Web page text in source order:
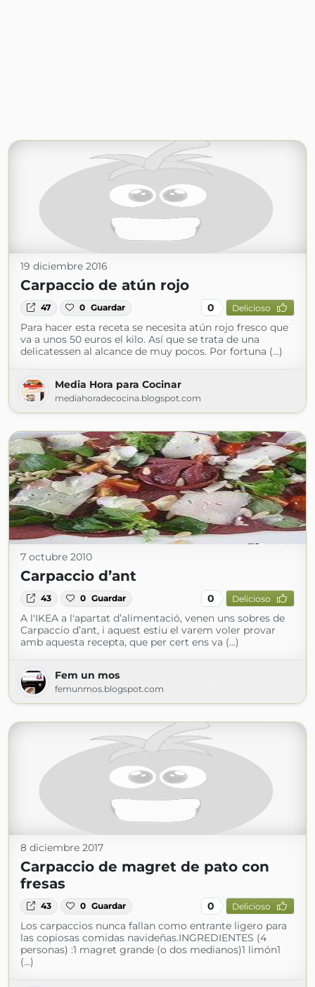
19 diciembre 2016
Carpaccio de atún rojo
47 0 Guardar 0 Delicioso
Para hacer esta receta se necesita atún rojo fresco que
va a unos 50 euros el kilo. Así que se trata de una
delicatessen al alcance de muy pocos. Por fortuna (...)
Media Hora para Cocinar
mediahoradecocina.blogspot.com
7 octubre 2010
Carpaccio d’ant
43 0 Guardar 0 Delicioso
A l'IKEA a l'apartat d’alimentació, venen uns sobres de
Carpaccio d’ant, i aquest estiu el varem voler provar
amb aquesta recepta, que per cert ens va (...)
Fem un mos
femunmos.blogspot.com
8 diciembre 2017
Carpaccio de magret de pato con
fresas
43 0 Guardar 0 Delicioso
Los carpaccios nunca fallan como entrante ligero para
las copiosas comidas navideñas.INGREDIENTES (4
personas) :1 magret grande (o dos medianos)1 limón1
(...)